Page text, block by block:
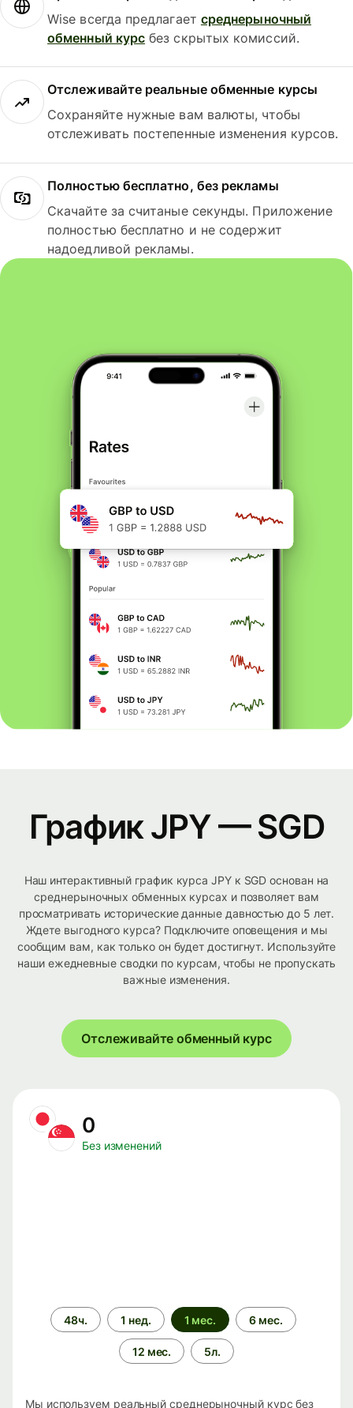
Wise всегда предлагает среднерыночный
обменный курс без скрытых комиссий.
Отслеживайте реальные обменные курсы
Сохраняйте нужные вам валюты, чтобы
отслеживать постепенные изменения курсов.
Полностью бесплатно, без рекламы
Скачайте за считаные секунды. Приложение
полностью бесплатно и не содержит
надоедливой рекламы.
График JPY — SGD
Наш интерактивный график курса JPY к SGD основан на
среднерыночных обменных курсах и позволяет вам
просматривать исторические данные давностью до 5 лет.
Ждете выгодного курса? Подключите оповещения и мы
сообщим вам, как только он будет достигнут. Используйте
наши ежедневные сводки по курсам, чтобы не пропускать
важные изменения.
Отслеживайте обменный курс
0
Без изменений
Период
времени
48ч. 1 нед. 1 мес. 6 мес.
12 мес. 5л.
Мы используем реальный среднерыночный курс без